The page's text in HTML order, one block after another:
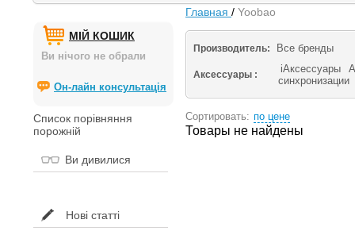
МІЙ КОШИК
Ви нічого не обрали
Он-лайн консультація
Список порівняння
порожній
Ви дивилися
Нові статті
Главная / Yoobao
Производитель: Все бренды
Аксессуары : iАксессуары
синхронизации
Сортировать: по цене
Товары не найдены